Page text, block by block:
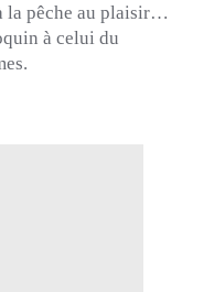
la pêche au plaisir…
à celui du